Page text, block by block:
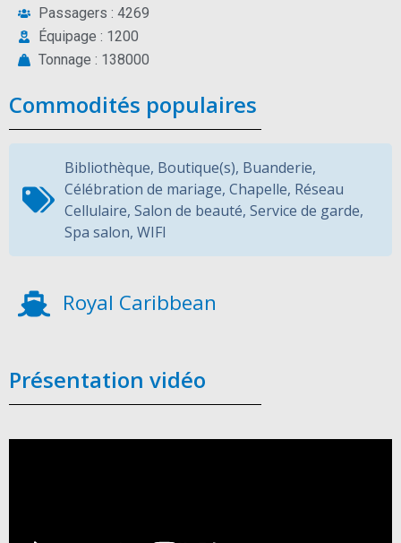
Passagers : 4269
Équipage : 1200
Tonnage : 138000
Commodités populaires
Bibliothèque, Boutique(s), Buanderie,
Célébration de mariage, Chapelle, Réseau
Cellulaire, Salon de beauté, Service de garde,
Spa salon, WIFI
Royal Caribbean
Présentation vidéo